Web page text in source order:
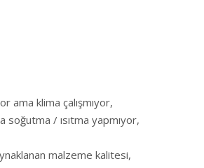
ama klima çalışmıyor,
soğutma / ısıtma yapmıyor,
malzeme kalitesi,